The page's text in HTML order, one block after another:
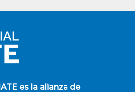
es la alianza de